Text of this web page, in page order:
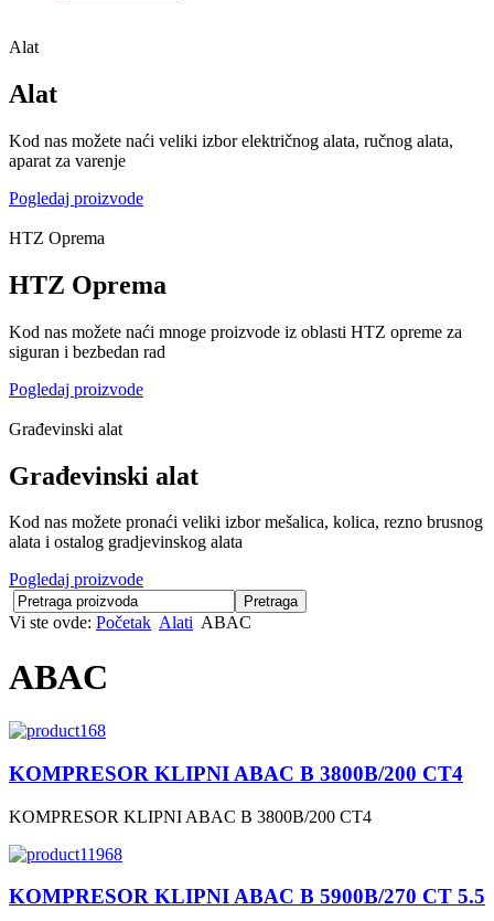
Alat
Alat
Kod nas možete naći veliki izbor električnog alata, ručnog alata,
aparat za varenje
Pogledaj proizvode
HTZ Oprema
HTZ Oprema
Kod nas možete naći mnoge proizvode iz oblasti HTZ opreme za
siguran i bezbedan rad
Pogledaj proizvode
Građevinski alat
Građevinski alat
Kod nas možete pronaći veliki izbor mešalica, kolica, rezno brusnog
alata i ostalog gradjevinskog alata
Pogledaj proizvode
Vi ste ovde: Početak Alati ABAC
ABAC
KOMPRESOR KLIPNI ABAC B 3800B/200 CT4
KOMPRESOR KLIPNI ABAC B 3800B/200 CT4
KOMPRESOR KLIPNI ABAC B 5900B/270 CT 5.5